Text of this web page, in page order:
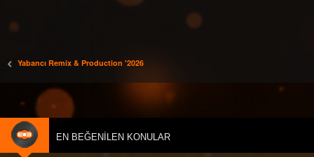
Yabancı Remix & Production '2026
EN BEĞENILEN KONULAR